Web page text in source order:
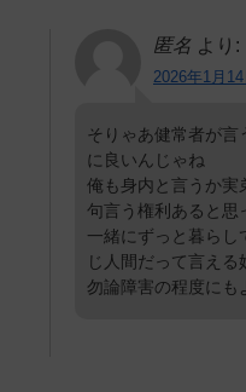
匿名 より:
2026年1月
そりゃあ健常者が言
に良いんじゃね
俺も身内と言うか実
句言う権利あると思
一緒にずっと暮らし
じ人間だって言える
勿論障害の程度にも